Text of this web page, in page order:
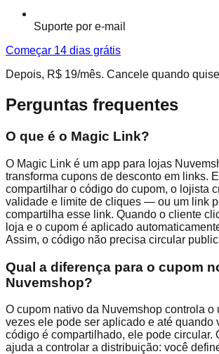
Suporte por e-mail
Começar 14 dias grátis
Depois, R$ 19/mês. Cancele quando
Perguntas frequentes
O que é o Magic Link?
O Magic Link é um app para lojas
transforma cupons de desconto em links.
compartilhar o código do cupom, o lojista
validade e limite de cliques — ou um link
compartilha esse link. Quando o cliente
loja e o cupom é aplicado
Assim, o código não precisa circular
Qual a diferença para o cupom
Nuvemshop?
O cupom nativo da Nuvemshop controla o
vezes ele pode ser aplicado e até quando
código é compartilhado, ele pode circular.
ajuda a controlar a distribuição: você